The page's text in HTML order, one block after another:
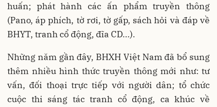
huấn; phát hành các ấn phẩm truyền thông
(Pano, áp phích, tờ rơi, tờ gấp, sách hỏi và đáp về
BHYT, tranh cổ động, đĩa CD...).
Những năm gần đây, BHXH Việt Nam đã bổ sung
thêm nhiều hình thức truyền thông mới như: tư
vấn, đối thoại trực tiếp với người dân; tổ chức
cuộc thi sáng tác tranh cổ động, ca khúc về